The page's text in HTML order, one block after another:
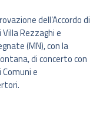
dell’Accordo di
Rezzaghi e
(MN), con la
di concerto con
e